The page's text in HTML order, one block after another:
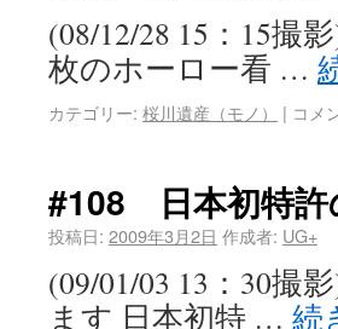
(08/12/28 15：15撮
枚のホーロー看 …
カテゴリー: 桜川遺産（モノ） | コメ
#108 日本初特許
投稿日: 2009年3月2日 作成者: UG+
(09/01/03 13：30撮
ます 日本初特 … 続